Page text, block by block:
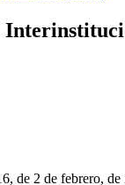
de 2 de febrero,